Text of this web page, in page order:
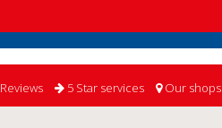
Reviews 5 Star services Our shops